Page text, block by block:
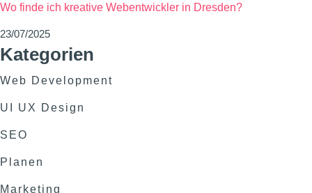
Wo finde ich kreative Webentwickler in Dresden?
23/07/2025
Kategorien
Web Development
UI UX Design
SEO
Planen
Marketing